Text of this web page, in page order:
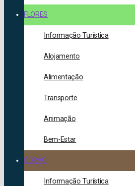
FLORES
Informação Turística
Alojamento
Alimentação
Transporte
Animação
Bem-Estar
CORVO
Informação Turística